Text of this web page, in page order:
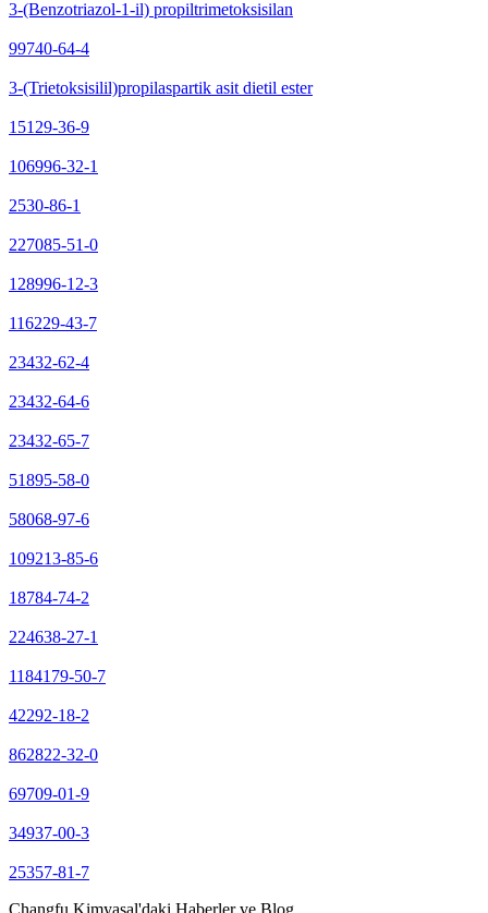
3-(Benzotriazol-1-il) propiltrimetoksisilan
99740-64-4
3-(Trietoksisilil)propilaspartik asit dietil ester
15129-36-9
106996-32-1
2530-86-1
227085-51-0
128996-12-3
116229-43-7
23432-62-4
23432-64-6
23432-65-7
51895-58-0
58068-97-6
109213-85-6
18784-74-2
224638-27-1
1184179-50-7
42292-18-2
862822-32-0
69709-01-9
34937-00-3
25357-81-7
Changfu Kimyasal'daki Haberler ve Blog